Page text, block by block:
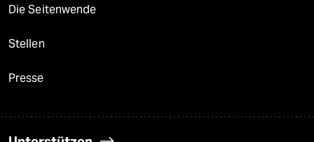
Die Seitenwende
Stellen
Presse